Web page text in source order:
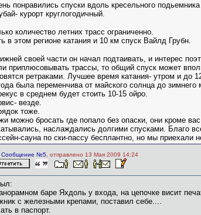
понравились спуски вдоль кресельного
курорт круглогодичный.
количество летних трасс ограниченно.
в этом регионе катания и 10 км спуск Вайлд Грубн.
своей части он начал подтаивать, и интерес
приплюсовывать трассы, то общий спуск может
ретраками. Лучшее время катания- утром и до
была переменчива от майского солнца до зимнего
в среднем будет стоить 10-15 ойро.
везде.
тоже.
можно бросать где попало без опаски, они кроме
наслаждались долгими спусками. Благо
сауна по ски-пассу бесплантно, но мы приехали
Сообщение №5 , отправлено 13 Мая 2009 14:24
баре Яхдоль у входа, на цепочке висит
с железными крепами, поставил себе....
в паспорт.